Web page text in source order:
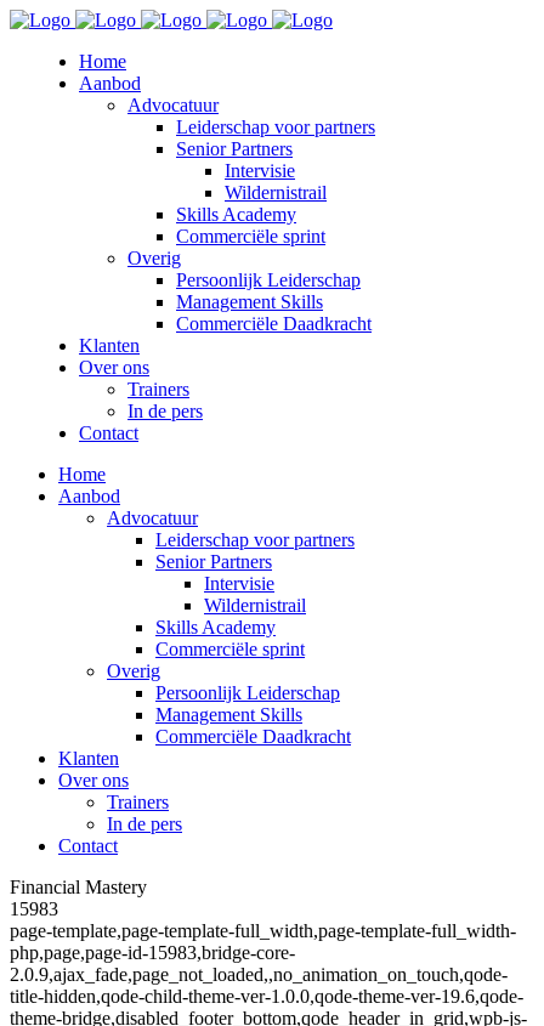
Home
Aanbod
Advocatuur
Leiderschap voor partners
Senior Partners
Intervisie
Wildernistrail
Skills Academy
Commerciële sprint
Overig
Persoonlijk Leiderschap
Management Skills
Commerciële Daadkracht
Klanten
Over ons
Trainers
In de pers
Contact
Home
Aanbod
Advocatuur
Leiderschap voor partners
Senior Partners
Intervisie
Wildernistrail
Skills Academy
Commerciële sprint
Overig
Persoonlijk Leiderschap
Management Skills
Commerciële Daadkracht
Klanten
Over ons
Trainers
In de pers
Contact
Financial Mastery
15983
page-template,page-template-full_width,page-template-full_width-
php,page,page-id-15983,bridge-core-
2.0.9,ajax_fade,page_not_loaded,,no_animation_on_touch,qode-
title-hidden,qode-child-theme-ver-1.0.0,qode-theme-ver-19.6,qode-
theme-bridge,disabled_footer_bottom,qode_header_in_grid,wpb-js-